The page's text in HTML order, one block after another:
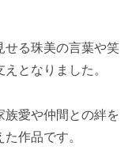
せる珠美の言葉や笑
となりました。
族愛や仲間との絆を
作品です。